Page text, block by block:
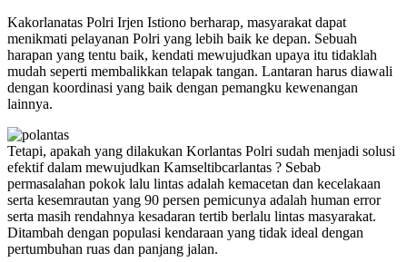
Kakorlanatas Polri Irjen Istiono berharap, masyarakat dapat
menikmati pelayanan Polri yang lebih baik ke depan. Sebuah
harapan yang tentu baik, kendati mewujudkan upaya itu tidaklah
mudah seperti membalikkan telapak tangan. Lantaran harus diawali
dengan koordinasi yang baik dengan pemangku kewenangan
lainnya.
Tetapi, apakah yang dilakukan Korlantas Polri sudah menjadi solusi
efektif dalam mewujudkan Kamseltibcarlantas ? Sebab
permasalahan pokok lalu lintas adalah kemacetan dan kecelakaan
serta kesemrautan yang 90 persen pemicunya adalah human error
serta masih rendahnya kesadaran tertib berlalu lintas masyarakat.
Ditambah dengan populasi kendaraan yang tidak ideal dengan
pertumbuhan ruas dan panjang jalan.